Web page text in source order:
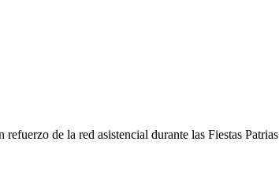
de la red asistencial durante las Fiestas Patrias